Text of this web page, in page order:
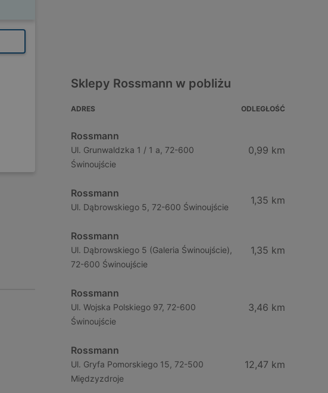
Sklepy Rossmann w pobliżu
ADRES ODLEGŁOŚĆ
Rossmann
Ul. Grunwaldzka 1 / 1 a, 72-600
Świnoujście
0,99 km
Rossmann
Ul. Dąbrowskiego 5, 72-600 Świnoujście
1,35 km
Rossmann
Ul. Dąbrowskiego 5 (Galeria Świnoujście),
72-600 Świnoujście
1,35 km
Rossmann
Ul. Wojska Polskiego 97, 72-600
Świnoujście
3,46 km
Rossmann
Ul. Gryfa Pomorskiego 15, 72-500
Międzyzdroje
12,47 km